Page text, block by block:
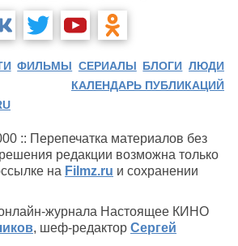
ФИЛЬМЫ СЕРИАЛЫ БЛОГИ ЛЮДИ
КАЛЕНДАРЬ ПУБЛИКАЦИЙ
:: Перепечатка материалов без
редакции возможна только
на Filmz.ru и сохранении
журнала Настоящее КИНО
, шеф-редактор Сергей